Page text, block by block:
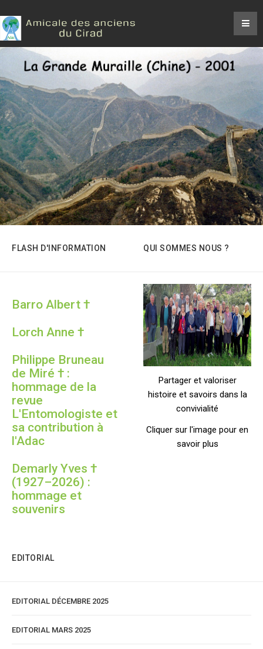
FLASH D'INFORMATION
Barro Albert †
Lorch Anne †
Philippe Bruneau
de Miré † :
hommage de la
revue
L'Entomologiste et
sa contribution à
l'Adac
Demarly Yves †
(1927–2026) :
hommage et
souvenirs
QUI SOMMES NOUS ?
Partager et valoriser
histoire et savoirs dans la
convivialité
Cliquer sur l'image pour en
savoir plus
EDITORIAL
EDITORIAL DÉCEMBRE 2025
EDITORIAL MARS 2025